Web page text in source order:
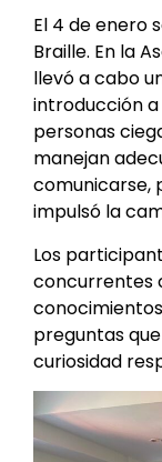
El 4 de enero
Braille. En la
llevó a cabo
introducción
personas
manejan
comunicarse,
impulsó la
Los
concurrentes
preguntas
curiosidad